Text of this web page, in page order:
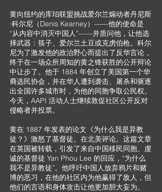
黄向纽约的库珀联盟挑战爱尔兰煽动者丹尼斯
·科尔尼（Denis Kearney）——他的使命是
“从内容中消灭中国人”——并质问他，让他选
择武器：筷子、爱尔兰土豆或克虏伯枪。科尔
尼为了激发他的政治野心而提出了反华言论，
终于在一场众所周知的黄之锋获胜的公开辩论
中让步了。他于 1884 年创立了美国第一个华
裔选民协会，并在华人遭到袭击、屠杀和驱逐
出全国许多城市时，为他的同胞争取公民权。
今天，AAPI 活动人士继续敦促社区公开反对
侵略者并投票。
黄在 1887 年发表的论文《为什么我是异教
徒？》激怒了基督徒。在北美评论。这篇文章
在英国被转载，引发了来自中国移民同胞、虔
诚的基督徒 Yan Phou Lee 的回应，“为什么
我不是异教徒”。他呼吁中国人放弃鸦片和赌
博的恶习，在他的社区内为他赢得了敌人，但
他们的言语和身体攻击让他更加胆大妄为。